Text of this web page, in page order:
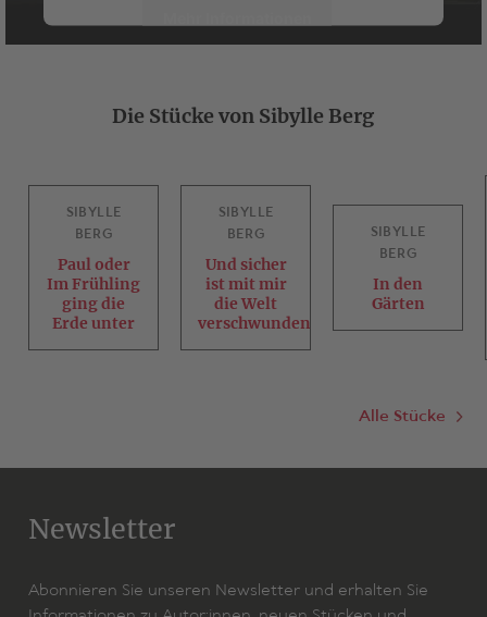
powered byUsercentrics Consent
Die Stücke von Sibylle Berg
SIBYLLE
BERG
Paul oder
Im Frühling
ging die
Erde unter
SIBYLLE
BERG
Und sicher
ist mit mir
die Welt
verschwunden
SIBYLLE
BERG
In den
Gärten
Alle Stücke
Newsletter
Abonnieren Sie unseren Newsletter und erhalten Sie